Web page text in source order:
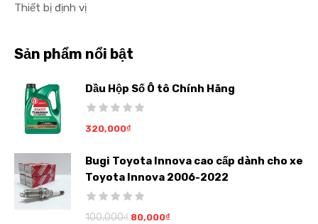
Thiết bị định vị
Sản phẩm nổi bật
Dầu Hộp Số Ô tô Chính Hãng
320,000₫
Bugi Toyota Innova cao cấp dành cho xe
Toyota Innova 2006-2022
100,000₫ 80,000₫